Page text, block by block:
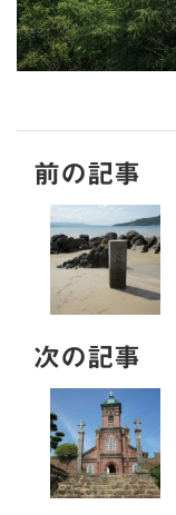
前の記事
次の記事